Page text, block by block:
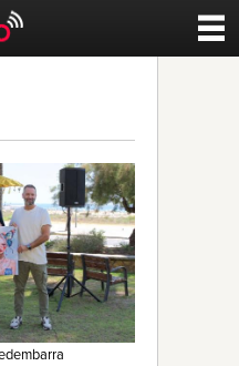
Esports
Noticies
Qui Som